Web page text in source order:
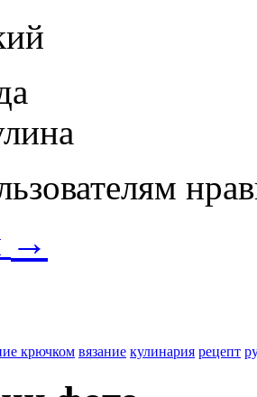
→
крючком вязание кулинария рецепт